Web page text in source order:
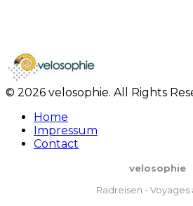
© 2026 velosophie. All Rights
Home
Impressum
Contact
velosophie
Radreisen - Voyages